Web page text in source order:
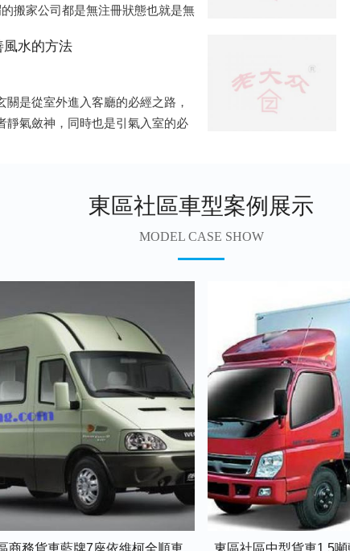
搬家公司都是無注冊狀態也就是無
風水的方法
是從室外進入客廳的必經之路，
靜氣斂神，同時也是引氣入室的必
東區社區車型案例展示
MODEL CASE SHOW
商務貨車藍牌7座依維柯全順車